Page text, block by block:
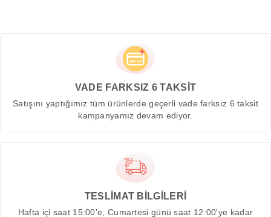
VADE FARKSIZ 6 TAKSİT
Satışını yaptığımız tüm ürünlerde geçerli vade farksız 6 taksit
kampanyamız devam ediyor.
TESLİMAT BİLGİLERİ
Hafta içi saat 15:00'e, Cumartesi günü saat 12:00'ye kadar